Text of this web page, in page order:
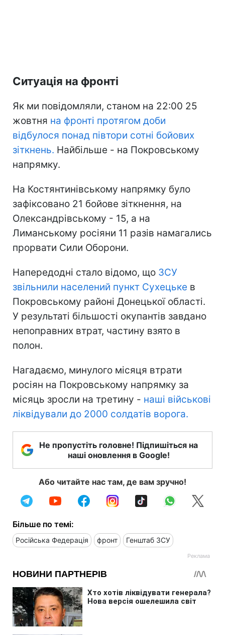
Ситуація на фронті
Як ми повідомляли, станом на 22:00 25
жовтня на фронті протягом доби
відбулося понад півтори сотні бойових
зіткнень. Найбільше - на Покровському
напрямку.
На Костянтинівському напрямку було
зафіксовано 21 бойове зіткнення, на
Олександрівському - 15, а на
Лиманському росіяни 11 разів намагались
прорвати Сили Оборони.
Напередодні стало відомо, що ЗСУ
звільнили населений пункт Сухецьке в
Покровському районі Донецької області.
У результаті більшості окупантів завдано
непоправних втрат, частину взято в
полон.
Нагадаємо, минулого місяця втрати
росіян на Покровському напрямку за
місяць зросли на третину - наші військові
ліквідували до 2000 солдатів ворога.
Не пропустіть головне! Підпишіться на
наші оновлення в Google!
Або читайте нас там, де вам зручно!
Більше по темі:
Російська Федерація фронт Генштаб ЗСУ